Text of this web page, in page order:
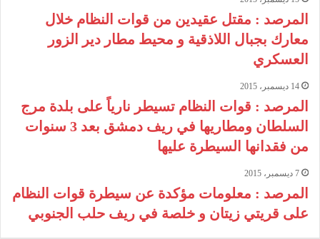
المرصد : مقتل عقيدين من قوات النظام خلال
معارك بجبال اللاذقية و محيط مطار دير الزور
العسكري
14 ديسمبر، 2015
المرصد : قوات النظام تسيطر نارياً على بلدة مرج
السلطان ومطاريها في ريف دمشق بعد 3 سنوات
من فقدانها السيطرة عليها
7 ديسمبر، 2015
المرصد : معلومات مؤكدة عن سيطرة قوات النظام
على قريتي زيتان و خلصة في ريف حلب الجنوبي